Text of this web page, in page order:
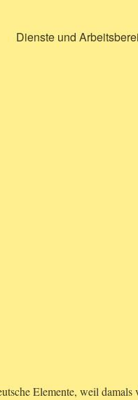
Dienste und
Elemente, weil damals